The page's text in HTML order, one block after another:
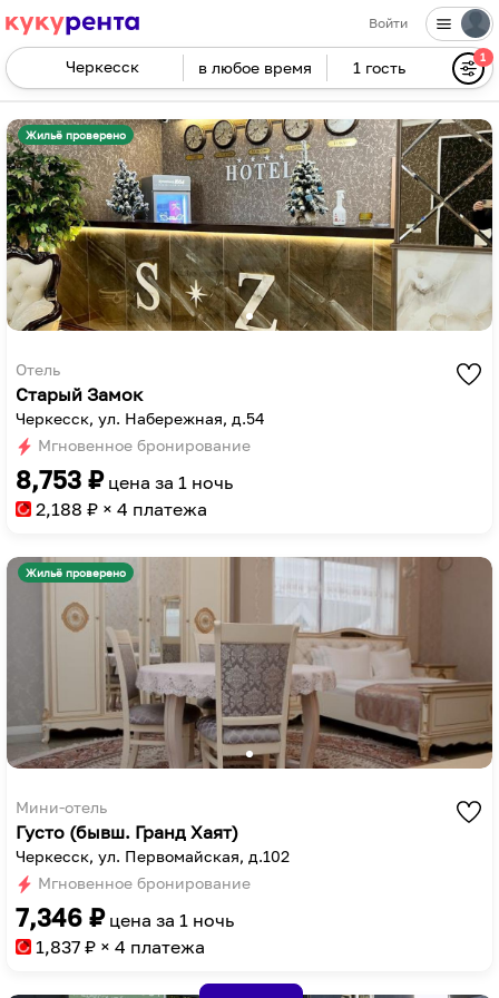
Войти
в любое время
Navigate
to
interact
with
the
calendar
and
select
a
the
keyboard
shortcuts
for
changing
dates.
backward
to
interact
with
the
calendar
and
select
get
the
keyboard
shortcuts
for
changing
dates.
1 гость
1
Жильё проверено
Отель
Старый Замок
Черкесск, ул. Набережная, д.54
Мгновенное бронирование
8,753 ₽ цена за 1 ночь
2,188 ₽ × 4 платежа
Жильё проверено
Мини-отель
Густо (бывш. Гранд Хаят)
Черкесск, ул. Первомайская, д.102
Мгновенное бронирование
7,346 ₽ цена за 1 ночь
1,837 ₽ × 4 платежа